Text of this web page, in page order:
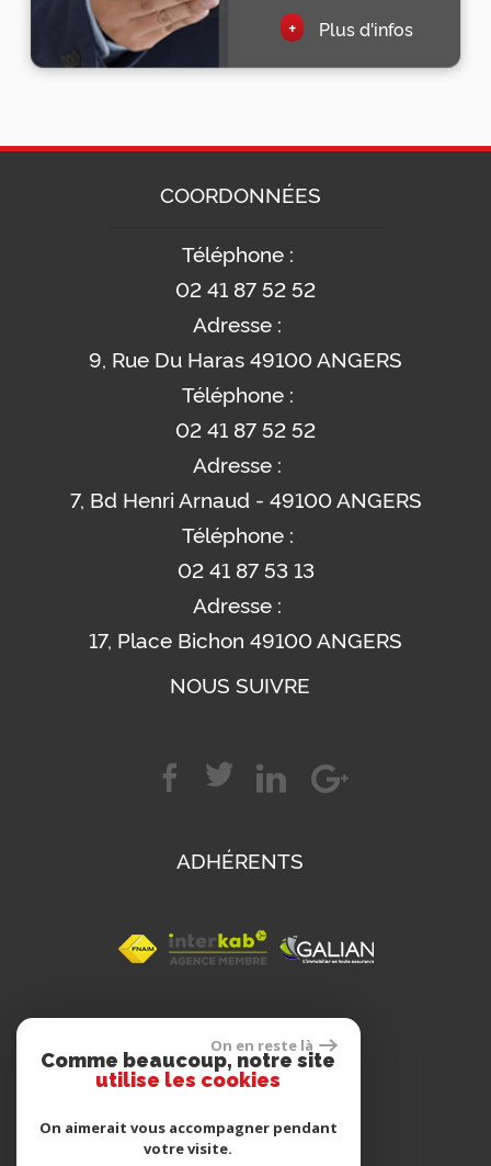
+ Plus d'infos
COORDONNÉES
Téléphone :
02 41 87 52 52
Adresse :
9, Rue Du Haras 49100 ANGERS
Téléphone :
02 41 87 52 52
Adresse :
7, Bd Henri Arnaud - 49100 ANGERS
Téléphone :
02 41 87 53 13
Adresse :
17, Place Bichon 49100 ANGERS
NOUS SUIVRE
ADHÉRENTS
SE CONNECTER
Espace propriétaire
On en reste là
Comme beaucoup, notre site
utilise les cookies
On aimerait vous accompagner pendant
votre visite.